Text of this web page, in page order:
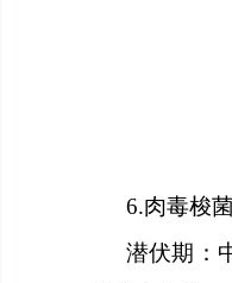
6.肉毒梭
潜伏期 ：